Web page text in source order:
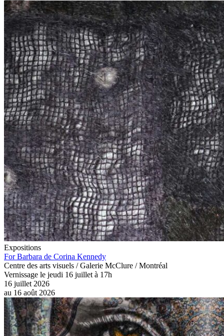
Expositions
For Barbara de Corina Kennedy
Centre des arts visuels / Galerie McClure / Montréal
Vernissage le jeudi 16 juillet à 17h
16 juillet 2026
au 16 août 2026